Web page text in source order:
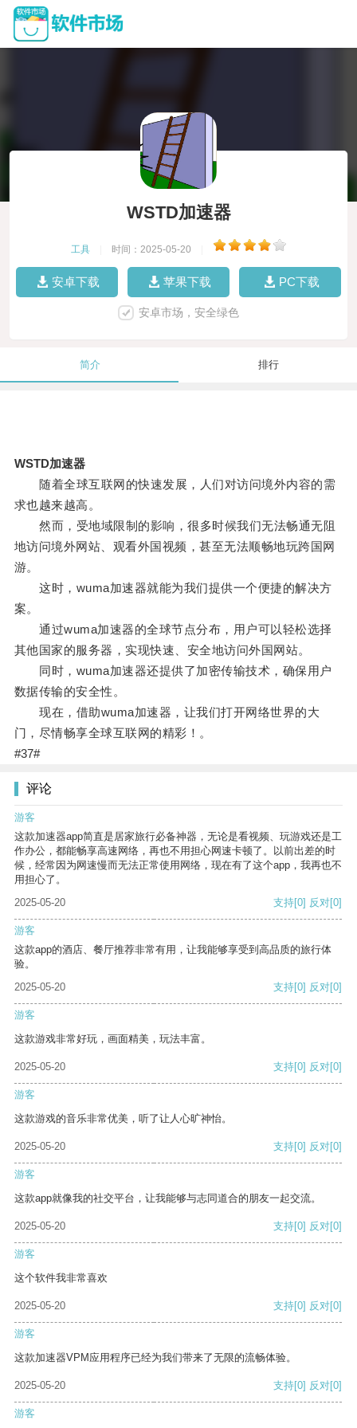
WSTD加速器
工具 时间：2025-05-20
安卓下载 苹果下载 PC下载
安卓市场，安全绿色
简介 排行
WSTD加速器
随着全球互联网的快速发展，人们对访问境外内容的需
求也越来越高。
然而，受地域限制的影响，很多时候我们无法畅通无阻
地访问境外网站、观看外国视频，甚至无法顺畅地玩跨国网
游。
这时，wuma加速器就能为我们提供一个便捷的解决方
案。
通过wuma加速器的全球节点分布，用户可以轻松选择
其他国家的服务器，实现快速、安全地访问外国网站。
同时，wuma加速器还提供了加密传输技术，确保用户
数据传输的安全性。
现在，借助wuma加速器，让我们打开网络世界的大
门，尽情畅享全球互联网的精彩！。
#37#
评论
游客
这款加速器app简直是居家旅行必备神器，无论是看视频、玩游戏还是工
作办公，都能畅享高速网络，再也不用担心网速卡顿了。以前出差的时
候，经常因为网速慢而无法正常使用网络，现在有了这个app，我再也不
用担心了。
2025-05-20
支持[0] 反对[0]
游客
这款app的酒店、餐厅推荐非常有用，让我能够享受到高品质的旅行体
验。
2025-05-20
支持[0] 反对[0]
游客
这款游戏非常好玩，画面精美，玩法丰富。
2025-05-20 支持[0] 反对[0]
游客
这款游戏的音乐非常优美，听了让人心旷神怡。
2025-05-20 支持[0] 反对[0]
游客
这款app就像我的社交平台，让我能够与志同道合的朋友一起交流。
2025-05-20 支持[0] 反对[0]
游客
这个软件我非常喜欢
2025-05-20 支持[0] 反对[0]
游客
这款加速器VPM应用程序已经为我们带来了无限的流畅体验。
2025-05-20 支持[0] 反对[0]
游客